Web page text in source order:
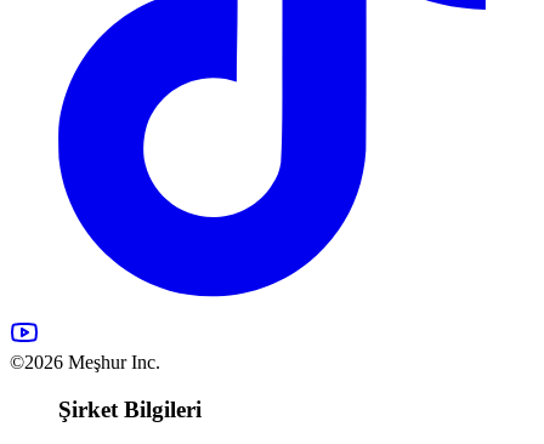
©2026 Meşhur Inc.
Şirket Bilgileri